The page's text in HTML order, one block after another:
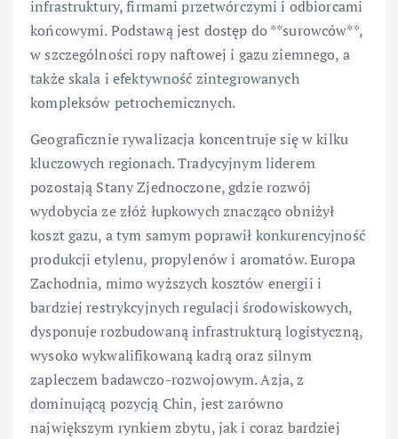
infrastruktury, firmami przetwórczymi i odbiorcami
końcowymi. Podstawą jest dostęp do **surowców**,
w szczególności ropy naftowej i gazu ziemnego, a
także skala i efektywność zintegrowanych
kompleksów petrochemicznych.
Geograficznie rywalizacja koncentruje się w kilku
kluczowych regionach. Tradycyjnym liderem
pozostają Stany Zjednoczone, gdzie rozwój
wydobycia ze złóż łupkowych znacząco obniżył
koszt gazu, a tym samym poprawił konkurencyjność
produkcji etylenu, propylenów i aromatów. Europa
Zachodnia, mimo wyższych kosztów energii i
bardziej restrykcyjnych regulacji środowiskowych,
dysponuje rozbudowaną infrastrukturą logistyczną,
wysoko wykwalifikowaną kadrą oraz silnym
zapleczem badawczo-rozwojowym. Azja, z
dominującą pozycją Chin, jest zarówno
największym rynkiem zbytu, jak i coraz bardziej